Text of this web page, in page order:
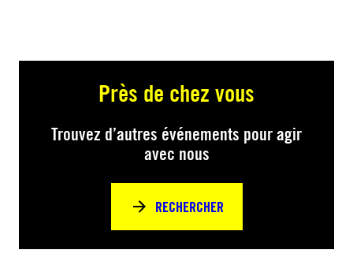
Près de chez vous
Trouvez d’autres événements pour agir
avec nous
RECHERCHER